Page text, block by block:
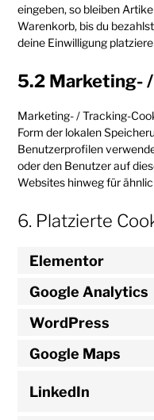
eingeben, so bleiben
Warenkorb, bis du
deine Einwilligung
5.2 Marketing-
Marketing- / Tracking-
Form der lokalen
Benutzerprofilen
oder den Benutzer auf
Websites hinweg für
6. Platzierte
Elementor
Google Analytics
WordPress
Google Maps
LinkedIn